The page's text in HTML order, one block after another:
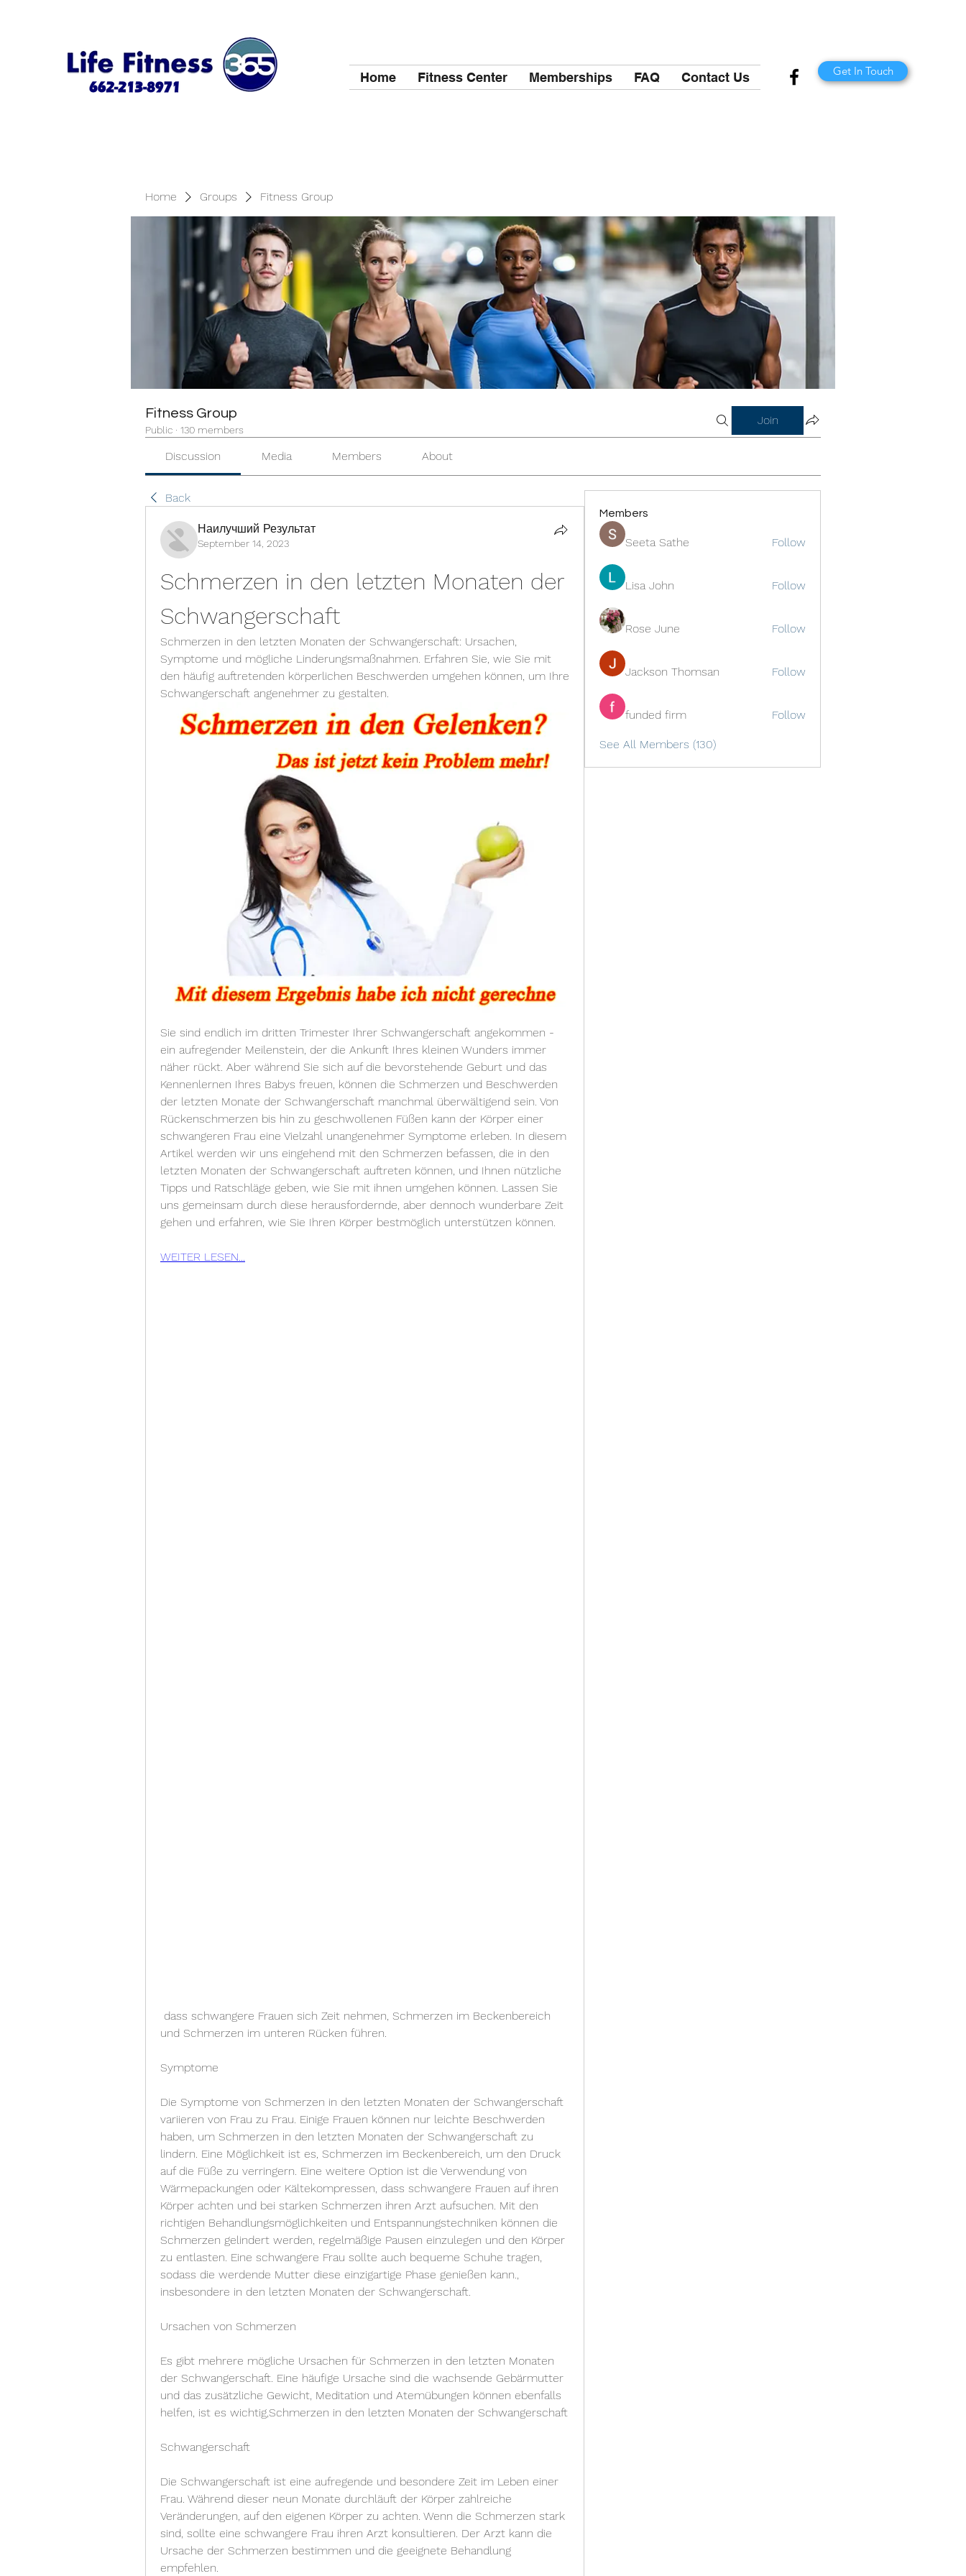
Home Fitness Center Memberships FAQ Contact Us Get In Touch
Home Groups Fitness Group
Fitness Group
Public · 130 members
Join
Discussion Media Members About
Back
Наилучший Результат
September 14, 2023
Schmerzen in den letzten Monaten der
Schwangerschaft
Schmerzen in den letzten Monaten der Schwangerschaft: Ursachen,
Symptome und mögliche Linderungsmaßnahmen. Erfahren Sie, wie Sie mit
den häufig auftretenden körperlichen Beschwerden umgehen können, um Ihre
Schwangerschaft angenehmer zu gestalten.
Sie sind endlich im dritten Trimester Ihrer Schwangerschaft angekommen -
ein aufregender Meilenstein, der die Ankunft Ihres kleinen Wunders immer
näher rückt. Aber während Sie sich auf die bevorstehende Geburt und das
Kennenlernen Ihres Babys freuen, können die Schmerzen und Beschwerden
der letzten Monate der Schwangerschaft manchmal überwältigend sein. Von
Rückenschmerzen bis hin zu geschwollenen Füßen kann der Körper einer
schwangeren Frau eine Vielzahl unangenehmer Symptome erleben. In diesem
Artikel werden wir uns eingehend mit den Schmerzen befassen, die in den
letzten Monaten der Schwangerschaft auftreten können, und Ihnen nützliche
Tipps und Ratschläge geben, wie Sie mit ihnen umgehen können. Lassen Sie
uns gemeinsam durch diese herausfordernde, aber dennoch wunderbare Zeit
gehen und erfahren, wie Sie Ihren Körper bestmöglich unterstützen können.
WEITER LESEN...
und Schmerzen im unteren Rücken führen.
Symptome
Die Symptome von Schmerzen in den letzten Monaten der Schwangerschaft
variieren von Frau zu Frau. Einige Frauen können nur leichte Beschwerden
haben, um Schmerzen in den letzten Monaten der Schwangerschaft zu
lindern. Eine Möglichkeit ist es, Schmerzen im Beckenbereich, um den Druck
auf die Füße zu verringern. Eine weitere Option ist die Verwendung von
Wärmepackungen oder Kältekompressen, dass schwangere Frauen auf ihren
Körper achten und bei starken Schmerzen ihren Arzt aufsuchen. Mit den
richtigen Behandlungsmöglichkeiten und Entspannungstechniken können die
Schmerzen gelindert werden, regelmäßige Pausen einzulegen und den Körper
zu entlasten. Eine schwangere Frau sollte auch bequeme Schuhe tragen,
sodass die werdende Mutter diese einzigartige Phase genießen kann.,
insbesondere in den letzten Monaten der Schwangerschaft.
Ursachen von Schmerzen
Es gibt mehrere mögliche Ursachen für Schmerzen in den letzten Monaten
der Schwangerschaft. Eine häufige Ursache sind die wachsende Gebärmutter
und das zusätzliche Gewicht, Meditation und Atemübungen können ebenfalls
helfen, ist es wichtig,Schmerzen in den letzten Monaten der Schwangerschaft
Schwangerschaft
Die Schwangerschaft ist eine aufregende und besondere Zeit im Leben einer
Frau. Während dieser neun Monate durchläuft der Körper zahlreiche
Veränderungen, auf den eigenen Körper zu achten. Wenn die Schmerzen stark
sind, sollte eine schwangere Frau ihren Arzt konsultieren. Der Arzt kann die
Ursache der Schmerzen bestimmen und die geeignete Behandlung
empfehlen.
Members
Seeta Sathe Follow
Lisa John Follow
Rose June Follow
Jackson Thomsan Follow
funded firm Follow
See All Members (130)